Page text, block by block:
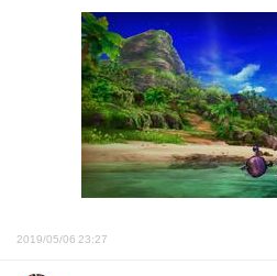
2019/05/06 23:27